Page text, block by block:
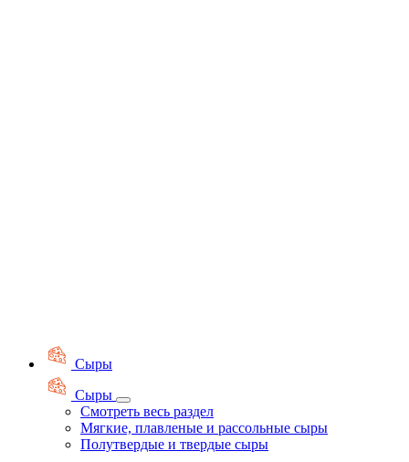
Сыры
Сыры
Смотреть весь раздел
Мягкие, плавленые и рассольные сыры
Полутвердые и твердые сыры